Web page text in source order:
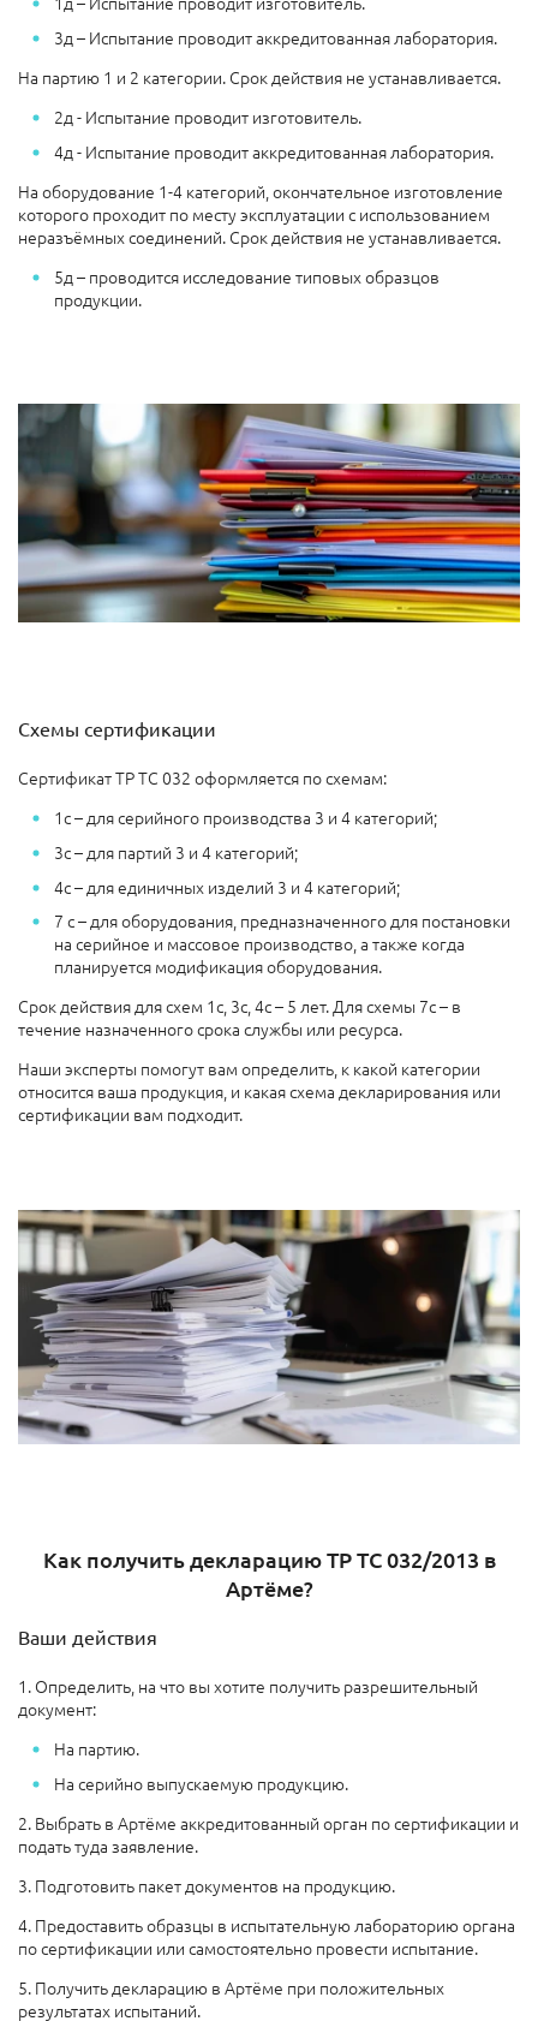
3д – Испытание проводит аккредитованная лаборатория.
На партию 1 и 2 категории. Срок действия не устанавливается.
2д - Испытание проводит изготовитель.
4д - Испытание проводит аккредитованная лаборатория.
На оборудование 1-4 категорий, окончательное изготовление
которого проходит по месту эксплуатации с использованием
неразъёмных соединений. Срок действия не устанавливается.
5д – проводится исследование типовых образцов
продукции.
Схемы сертификации
Сертификат ТР ТС 032 оформляется по схемам:
1с – для серийного производства 3 и 4 категорий;
3с – для партий 3 и 4 категорий;
4с – для единичных изделий 3 и 4 категорий;
7 с – для оборудования, предназначенного для постановки
на серийное и массовое производство, а также когда
планируется модификация оборудования.
Срок действия для схем 1с, 3с, 4с – 5 лет. Для схемы 7с – в
течение назначенного срока службы или ресурса.
Наши эксперты помогут вам определить, к какой категории
относится ваша продукция, и какая схема декларирования или
сертификации вам подходит.
Как получить декларацию ТР ТС 032/2013 в
Артёме?
Ваши действия
1. Определить, на что вы хотите получить разрешительный
документ:
На партию.
На серийно выпускаемую продукцию.
2. Выбрать в Артёме аккредитованный орган по сертификации и
подать туда заявление.
3. Подготовить пакет документов на продукцию.
4. Предоставить образцы в испытательную лабораторию органа
по сертификации или самостоятельно провести испытание.
5. Получить декларацию в Артёме при положительных
результатах испытаний.